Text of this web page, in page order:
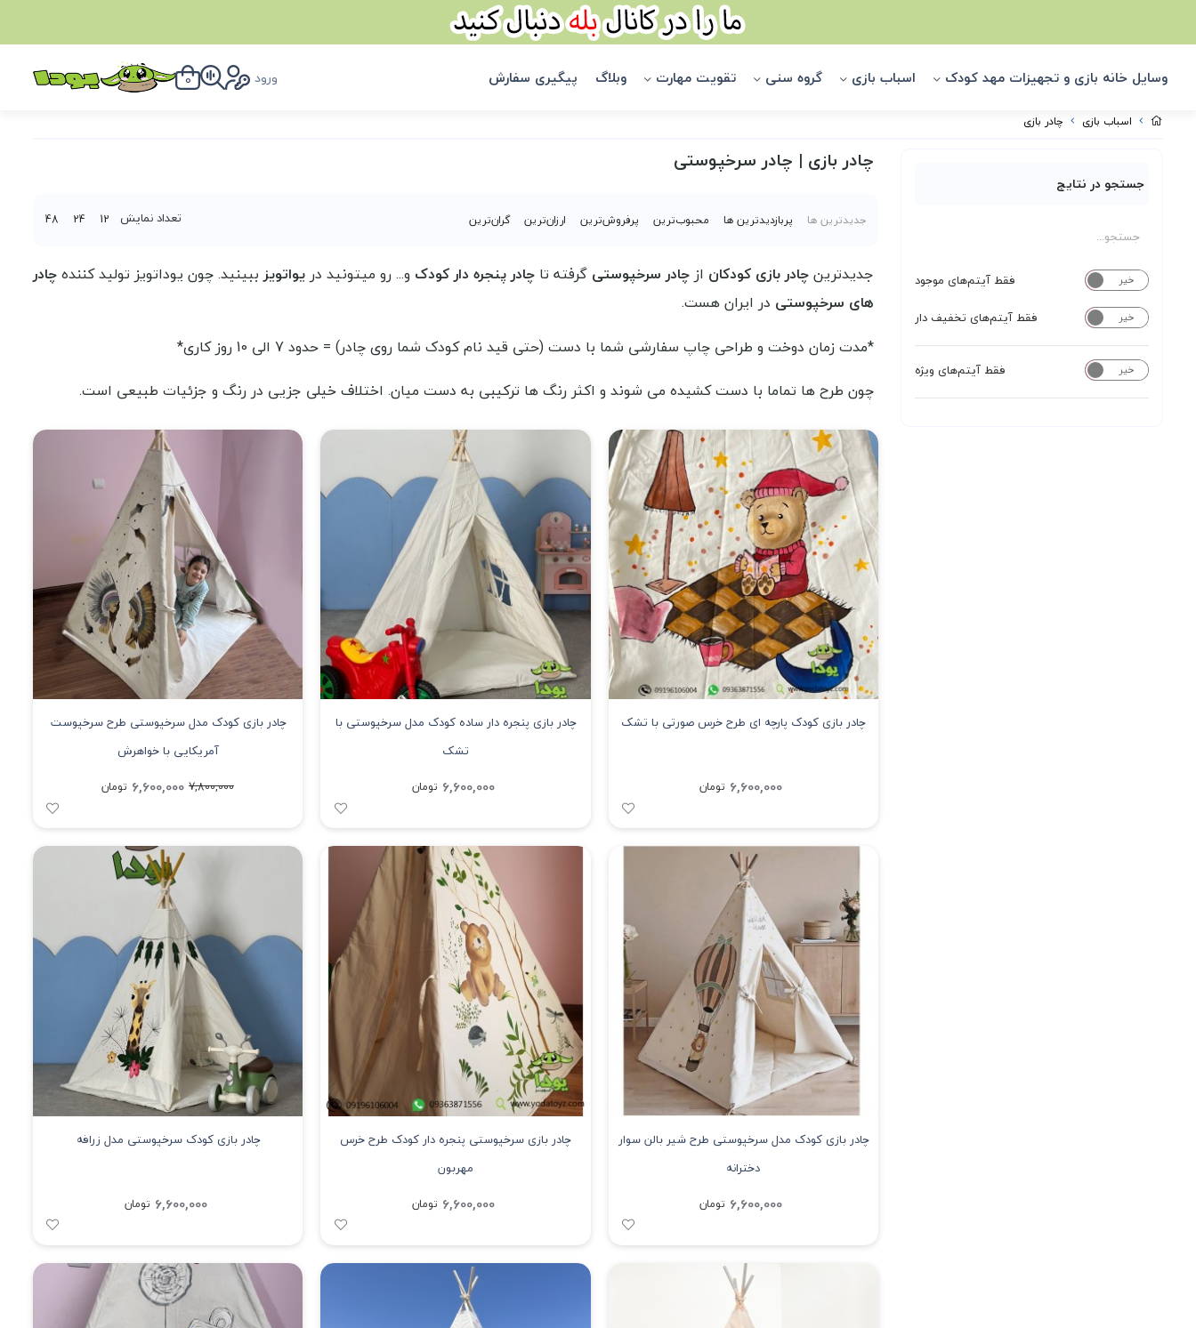
وسایل خانه بازی و تجهیزات مهد کودک اسباب بازی گروه سنی تقویت مهارت وبلاگ پیگیری سفارش ورود 0
اسباب بازی چادر بازی
جستجو در نتایج
خیر فقط آیتم‌های موجود
خیر فقط آیتم‌های تخفیف دار
خیر فقط آیتم‌های ویژه
چادر بازی | چادر سرخپوستی
جدیدترین ها پربازدیدترین ها محبوب‌‌ترین پرفروش‌ترین ارزان‌ترین گران‌ترین تعداد نمایش 12
24
48
جدیدترینچادر بازی کودکان از چادر سرخپوستی گرفته تا چادر پنجره دار کودک و... رو میتونید در یواتویزببینید. چون یوداتویز تولید کنندهچادر
های سرخپوستی در ایران هست.
*مدت زمان دوخت و طراحی چاپ سفارشی شما با دست (حتی قید نام کودک شما روی چادر) = حدود 7 الی 10 روز کاری*
چون طرح ها تماما با دست کشیده می شوند و اکثر رنگ ها ترکیبی به دست میان. اختلاف خیلی جزیی در رنگ و جزئیات طبیعی است.
چادر بازی کودک پارچه ای طرح خرس صورتی با تشک
6,600,000 تومان
چادر بازی پنجره دار ساده کودک مدل سرخپوستی با
تشک
6,600,000 تومان
چادر بازی کودک مدل سرخپوستی طرح سرخپوست
آمریکایی با خواهرش
7,800,000
6,600,000 تومان
چادر بازی کودک مدل سرخپوستی طرح شیر بالن سوار
دخترانه
6,600,000 تومان
چادر بازی سرخپوستی پنجره دار کودک طرح خرس
مهربون
6,600,000 تومان
چادر بازی کودک سرخپوستی مدل زرافه
6,600,000 تومان